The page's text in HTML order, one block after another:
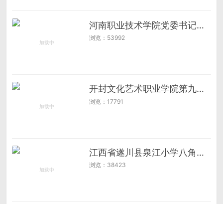
河南职业技术学院党委书记厉励带队访企拓岗
浏览：53992
开封文化艺术职业学院第九届田径运动会开幕式顺利举行
浏览：17791
江西省遂川县泉江小学八角楼校区举办2025“春蕾计划”青春期健康教育讲座
浏览：38423